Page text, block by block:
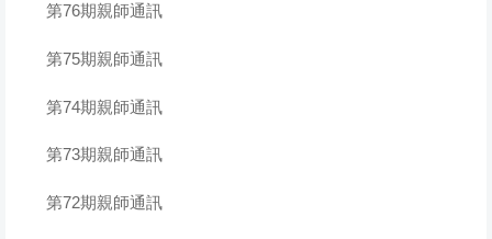
第76期親師通訊
第75期親師通訊
第74期親師通訊
第73期親師通訊
第72期親師通訊